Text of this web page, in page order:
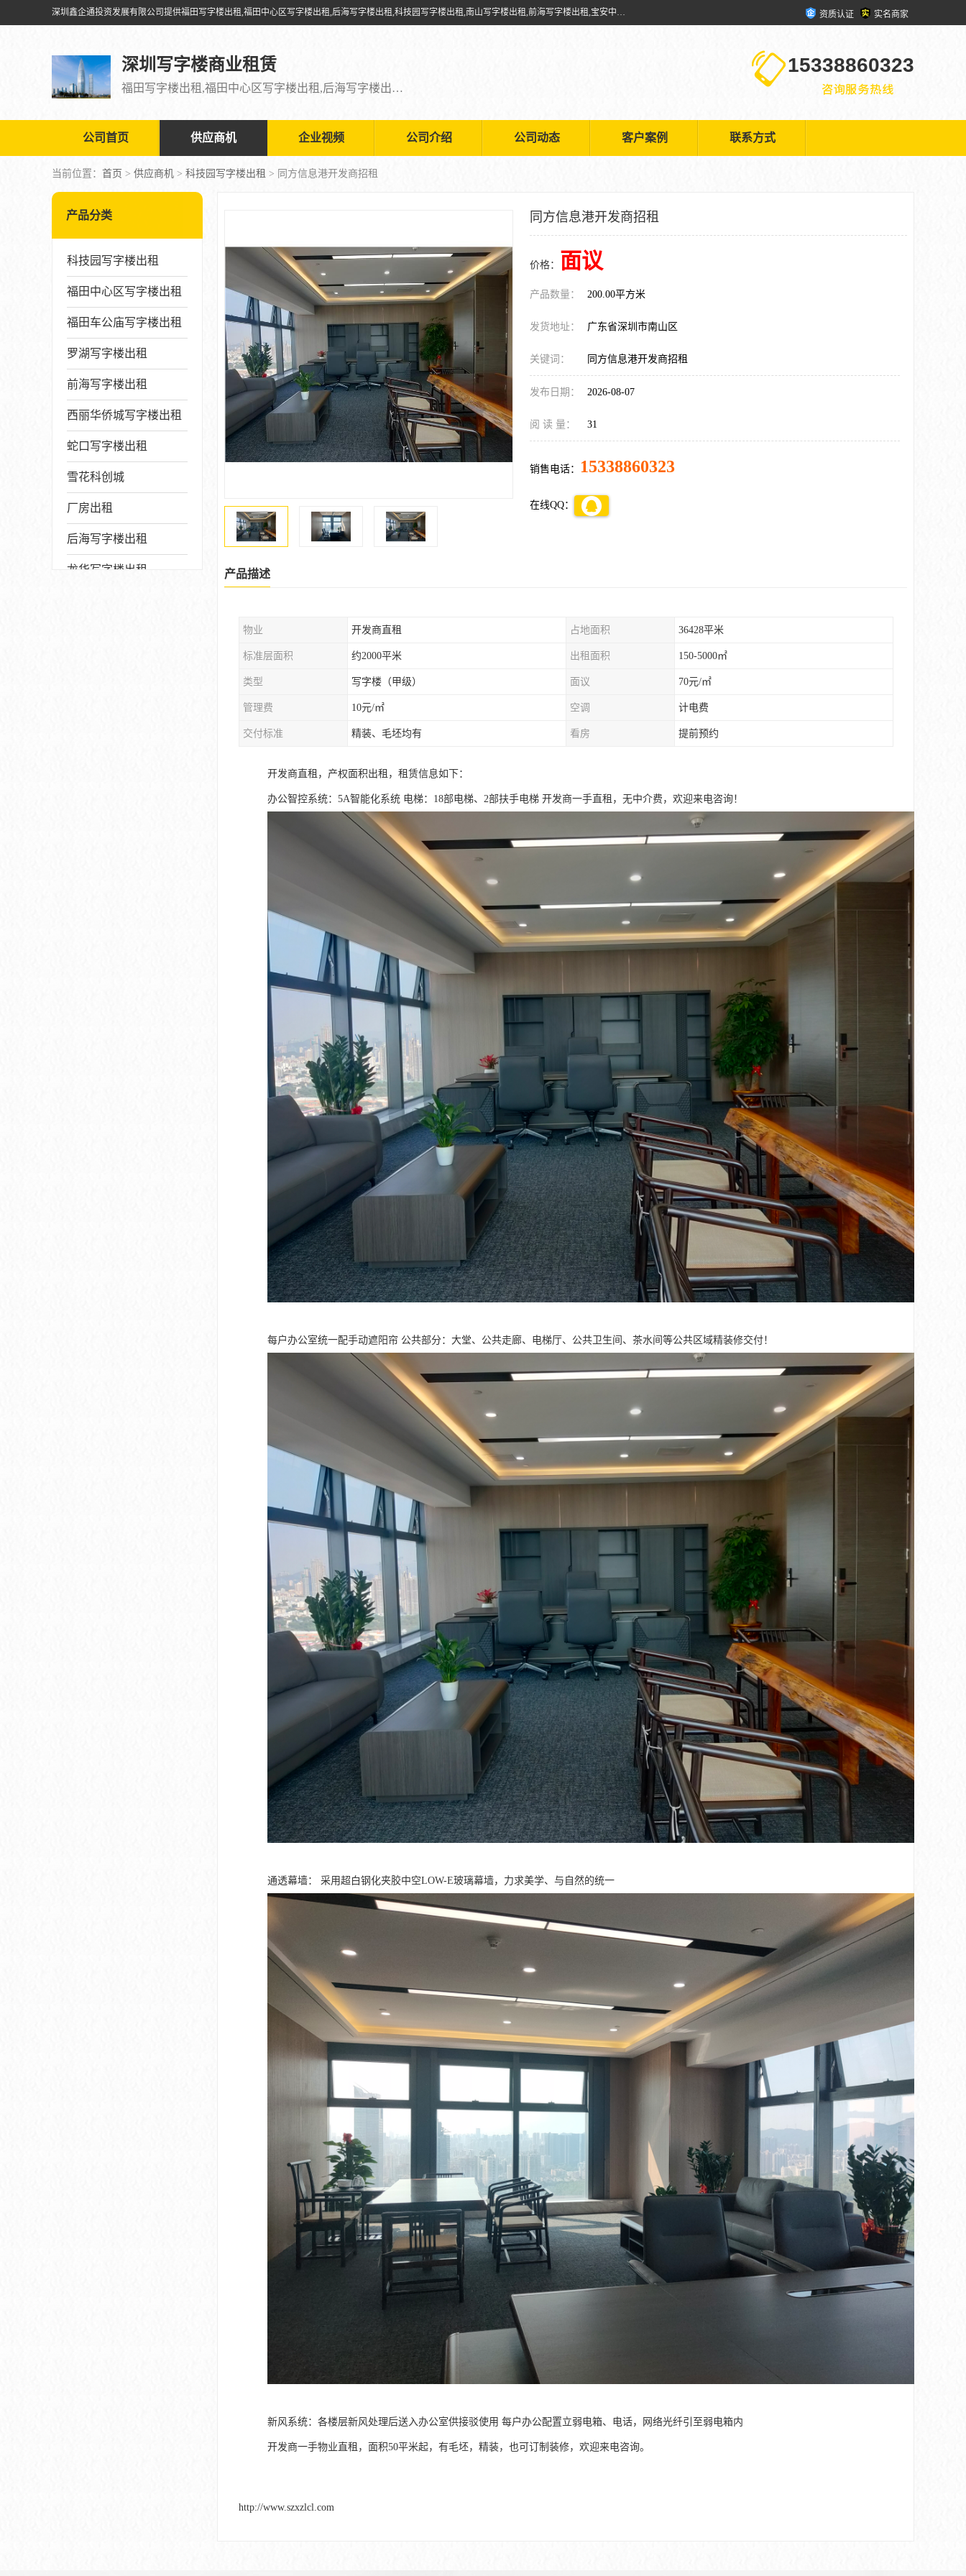
深圳鑫企通投资发展有限公司提供福田写字楼出租,福田中心区写字楼出租,后海写字楼出租,科技园写字楼出租,南山写字楼出租,前海写字楼出租,宝安中心写字楼出租,车公庙写字楼出租,深圳写字楼出租，欢迎有需要的朋友前来咨询。 资质认证 实名商家
深圳写字楼商业租赁
福田写字楼出租,福田中心区写字楼出租,后海写字楼出租,科技园写字楼出租,南山写字楼出租,前海写字楼出租,宝安中心写字楼出租
15338860323
公司首页 供应商机 企业视频 公司介绍 公司动态 客户案例 联系方式
当前位置： 首页 > 供应商机 > 科技园写字楼出租 > 同方信息港开发商招租
产品分类
科技园写字楼出租
福田中心区写字楼出租
福田车公庙写字楼出租
罗湖写字楼出租
前海写字楼出租
西丽华侨城写字楼出租
蛇口写字楼出租
雪花科创城
厂房出租
后海写字楼出租
龙华写字楼出租
同方信息港开发商招租
价格： 面议
产品数量： 200.00平方米
发货地址： 广东省深圳市南山区
关键词： 同方信息港开发商招租
发布日期： 2026-08-07
阅 读 量： 31
销售电话： 15338860323
在线QQ：
产品描述
物业 开发商直租 占地面积 36428平米
标准层面积 约2000平米 出租面积 150-5000㎡
类型 写字楼（甲级） 面议 70元/㎡
管理费 10元/㎡ 空调 计电费
交付标准 精装、毛坯均有 看房 提前预约
开发商直租，产权面积出租，租赁信息如下：
办公智控系统：5A智能化系统 电梯：18部电梯、2部扶手电梯 开发商一手直租，无中介费，欢迎来电咨询！
每户办公室统一配手动遮阳帘 公共部分：大堂、公共走廊、电梯厅、公共卫生间、茶水间等公共区域精装修交付！
通透幕墙： 采用超白钢化夹胶中空LOW-E玻璃幕墙，力求美学、与自然的统一
新风系统：各楼层新风处理后送入办公室供接驳使用 每户办公配置立弱电箱、电话，网络光纤引至弱电箱内
开发商一手物业直租，面积50平米起，有毛坯，精装，也可订制装修，欢迎来电咨询。
http://www.szxzlcl.com